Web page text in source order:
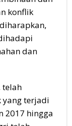
konflik
dan
telah
yang terjadi
2017 hingga